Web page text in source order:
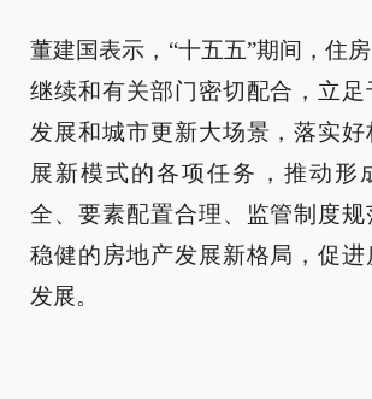
董建国表示，“十五五”期间，住
继续和有关部门密切配合，立
发展和城市更新大场景，落实
展新模式的各项任务，推动形
全、要素配置合理、监管制度
稳健的房地产发展新格局，促
发展。